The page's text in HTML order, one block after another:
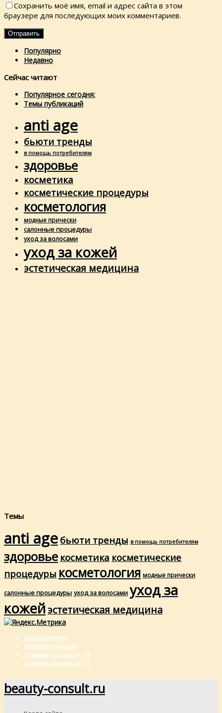
Сохранить моё имя, email и адрес сайта в этом
браузере для последующих моих комментариев.
Популярно
Недавно
Сейчас читают
Популярное сегодня:
Темы публикаций
anti age
бьюти тренды
в помощь потребителям
здоровье
косметика
косметические процедуры
косметология
модные прически
салонные процедуры
уход за волосами
уход за кожей
эстетическая медицина
Темы
anti age бьюти тренды в помощь потребителям
здоровье косметика косметические
процедуры косметология модные прически
салонные процедуры уход за волосами уход за
кожейэстетическая медицина
Потребителям
Профессионалам
Словарь красоты А – Я
Словарь красоты A – Z
beauty-consult.ru